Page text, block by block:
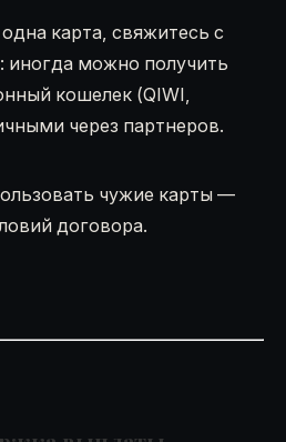
карта, свяжитесь с
можно получить
кошелек (QIWI,
через партнеров.
чужие карты —
договора.